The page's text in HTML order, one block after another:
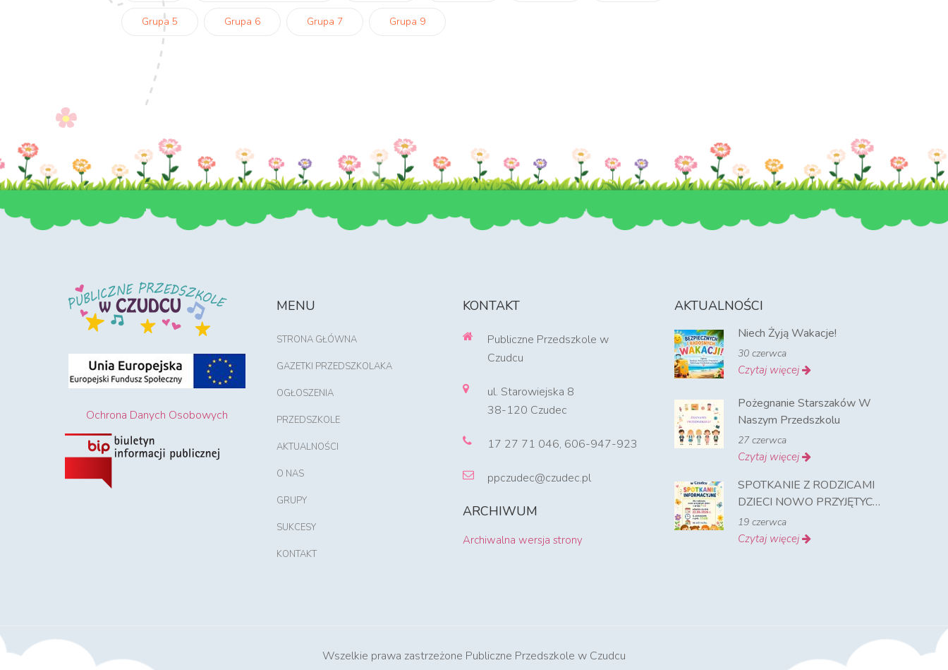
Grupa 5 Grupa 6 Grupa 7 Grupa 9
Ochrona Danych Osobowych
MENU
STRONA GŁÓWNA
GAZETKI PRZEDSZKOLAKA
OGŁOSZENIA
PRZEDSZKOLE
AKTUALNOŚCI
O NAS
GRUPY
SUKCESY
KONTAKT
KONTAKT
Publiczne Przedszkole w
Czudcu
ul. Starowiejska 8
38-120 Czudec
17 27 71 046, 606-947-923
ppczudec@czudec.pl
ARCHIWUM
Archiwalna wersja strony
AKTUALNOŚCI
Niech Żyją Wakacje!
30 czerwca
Czytaj więcej
Pożegnanie Starszaków W
Naszym Przedszkolu
27 czerwca
Czytaj więcej
SPOTKANIE Z RODZICAMI
DZIECI NOWO PRZYJĘTYCH
NA ROK SZKOLNY 2026-
2027
19 czerwca
Czytaj więcej
Wszelkie prawa zastrzeżone Publiczne Przedszkole w Czudcu